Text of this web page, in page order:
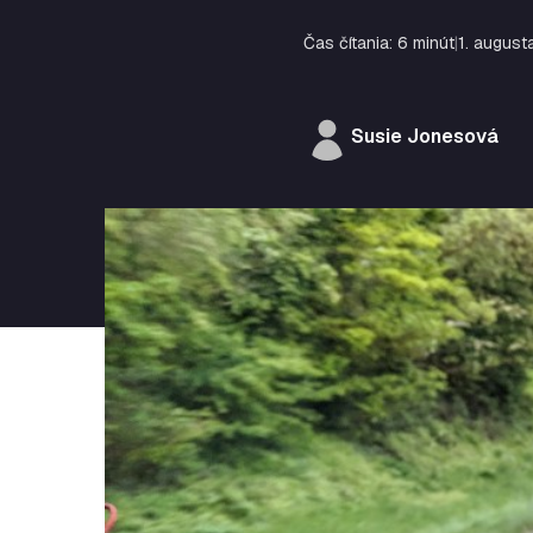
Čas čítania: 6 minút|1.
Susie Jonesová